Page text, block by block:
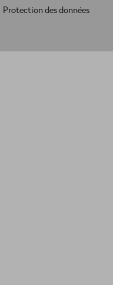
Protection des données